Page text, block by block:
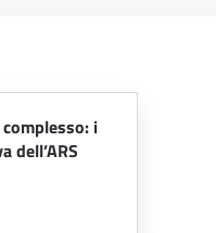
i
dell’ARS